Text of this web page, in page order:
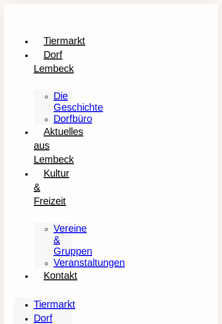
Tiermarkt
Dorf
Lembeck
Die
Geschichte
Dorfbüro
Aktuelles
aus
Lembeck
Kultur
&
Freizeit
Vereine
&
Gruppen
Veranstaltungen
Kontakt
Tiermarkt
Dorf